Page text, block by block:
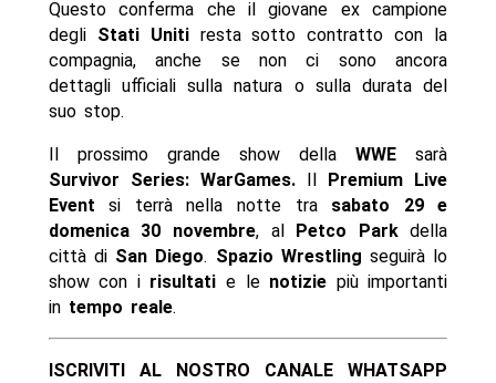
Questo conferma che il giovane ex campione
degli Stati Unitiresta sotto contratto con la
compagnia, anche se non ci sono ancora
dettagli ufficiali sulla natura o sulla durata del
suo stop.
Il prossimo grande show dellaWWE sarà
Survivor Series: WarGames.Il
Premium Live
Event si terrà nella notte trasabato 29 e
domenica 30 novembre, al Petco Parkdella
città di San Diego. Spazio Wrestling seguirà lo
show con i risultati e le notizie più importanti
in tempo reale.
ISCRIVITI AL NOSTRO CANALE WHATSAPP